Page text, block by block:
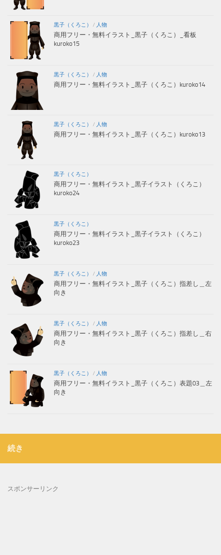
黒子（くろこ） / 人物
商用フリー・無料イラスト_黒子（くろこ）_看板
kuroko15
黒子（くろこ） / 人物
商用フリー・無料イラスト_黒子（くろこ）kuroko14
黒子（くろこ） / 人物
商用フリー・無料イラスト_黒子（くろこ）kuroko13
黒子（くろこ）
商用フリー・無料イラスト_黒子イラスト（くろこ）
kuroko24
黒子（くろこ）
商用フリー・無料イラスト_黒子イラスト（くろこ）
kuroko23
黒子（くろこ） / 人物
商用フリー・無料イラスト_黒子（くろこ）指差し＿左
向き
黒子（くろこ） / 人物
商用フリー・無料イラスト_黒子（くろこ）指差し＿右
向き
黒子（くろこ） / 人物
商用フリー・無料イラスト_黒子（くろこ）表題03＿左
向き
続き
スポンサーリンク